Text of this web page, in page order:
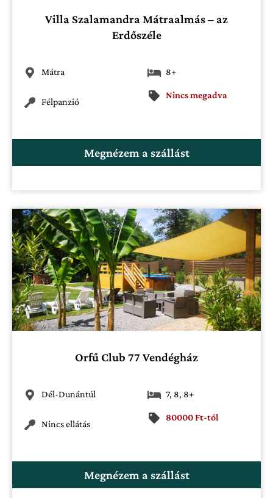
Villa Szalamandra Mátraalmás – az
Erdőszéle
Mátra
Félpanzió
8+
Nincs megadva
Megnézem a szállást
Orfű Club 77 Vendégház
Dél-Dunántúl
Nincs ellátás
7, 8, 8+
80000 Ft-tól
Megnézem a szállást